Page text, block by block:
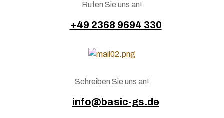
Rufen Sie uns an!
+49 2368 9694 330
Schreiben Sie uns an!
info@basic-gs.de